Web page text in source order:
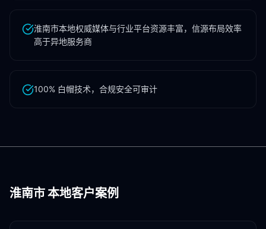
淮南市本地权威媒体与行业平台资源丰富，信源布局效率
高于异地服务商
100% 白帽技术，合规安全可审计
淮南市本地客户案例